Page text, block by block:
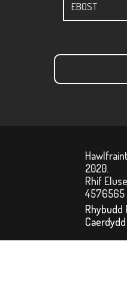
2020.
Rhif
4576565
Caerdydd